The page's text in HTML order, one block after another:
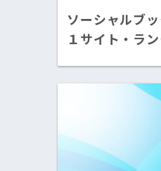
ソーシャルブ
１サイト・ラン